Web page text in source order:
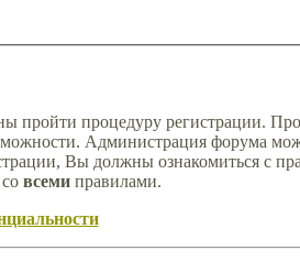
процедуру регистрации.
Администрация форума
Вы должны ознакомиться с
всемиправилами.